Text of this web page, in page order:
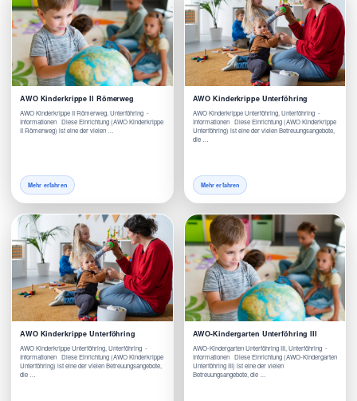
AWO Kinderkrippe II Römerweg
AWO Kinderkrippe II Römerweg, Unterföhring -
Informationen Diese Einrichtung (AWO Kinderkrippe
II Römerweg) ist eine der vielen …
Mehr erfahren
AWO Kinderkrippe Unterföhring
AWO Kinderkrippe Unterföhring, Unterföhring -
Informationen Diese Einrichtung (AWO Kinderkrippe
Unterföhring) ist eine der vielen Betreuungsangebote,
die …
Mehr erfahren
AWO Kinderkrippe Unterföhring
AWO Kinderkrippe Unterföhring, Unterföhring -
Informationen Diese Einrichtung (AWO Kinderkrippe
Unterföhring) ist eine der vielen Betreuungsangebote,
die …
AWO-Kindergarten Unterföhring III
AWO-Kindergarten Unterföhring III, Unterföhring -
Informationen Diese Einrichtung (AWO-Kindergarten
Unterföhring III) ist eine der vielen
Betreuungsangebote, die …